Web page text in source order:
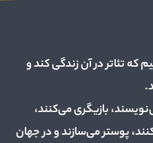
که تئاتر در آن زندگی کند و
بازیگری می‌کنند،
پوستر می‌سازند و در جهان